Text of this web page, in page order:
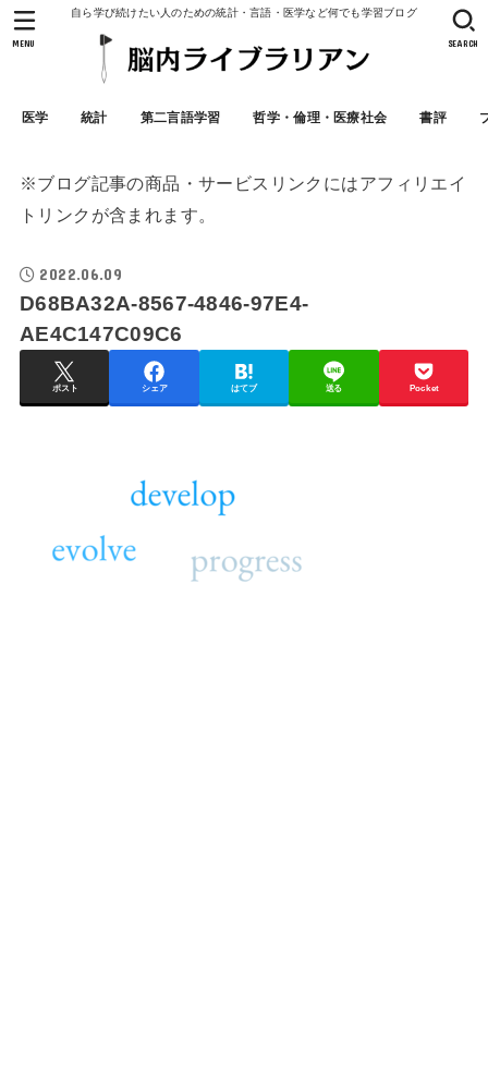
自ら学び続けたい人のための統計・言語・医学など何でも学習ブログ
医学 統計 第二言語学習 哲学・倫理・医療社会 書評
SEARCH
MENU
※ブログ記事の商品・サービスリンクにはアフィリエイ
トリンクが含まれます。
2022.06.09
D68BA32A-8567-4846-97E4-
AE4C147C09C6
ポスト シェア はてブ 送る Pocket